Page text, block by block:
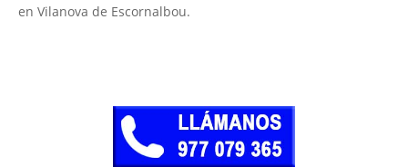
en Vilanova de Escornalbou.